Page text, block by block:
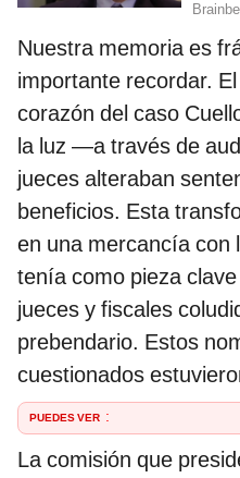
Nuestra memoria es
importante recordar.
corazón del caso
la luz —a través de
jueces alteraban
beneficios. Esta
en una mercancía con
tenía como pieza
jueces y fiscales
prebendario. Estos
cuestionados
PUEDES VER :
La comisión que